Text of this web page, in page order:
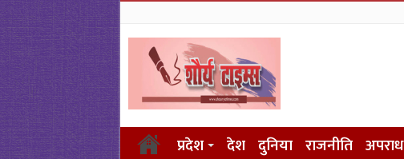
प्रदेश देश दुनिया राजनीति अपराध